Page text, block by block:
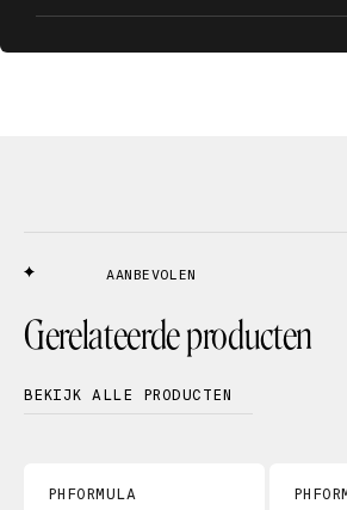
AANBEVOLEN
Gerelateerde producten
BEKIJK ALLE PRODUCTEN
PHFORMULA